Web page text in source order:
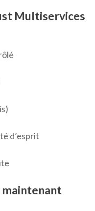
Multiservices
d’esprit
maintenant